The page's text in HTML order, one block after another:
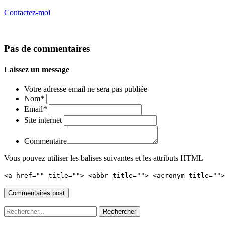
Contactez-moi
Pas de commentaires
Laissez un message
Votre adresse email ne sera pas publiée
Nom*
Email*
Site internet
Commentaire
Vous pouvez utiliser les balises suivantes et les attributs HTML
<a href="" title=""> <abbr title=""> <acronym title="">